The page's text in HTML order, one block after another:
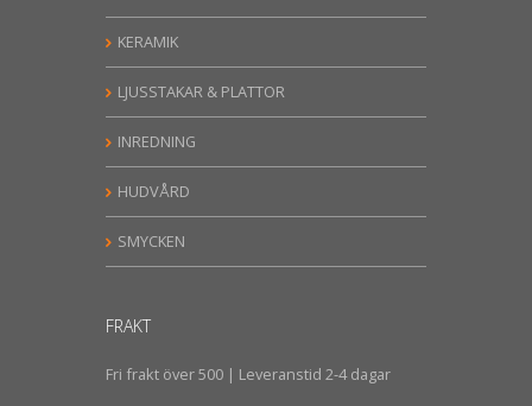
KERAMIK
LJUSSTAKAR & PLATTOR
INREDNING
HUDVÅRD
SMYCKEN
FRAKT
Fri frakt över 500 | Leveranstid 2-4 dagar